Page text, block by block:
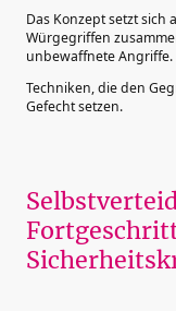
Das Konzept setzt sich
Würgegriffen
unbewaffnete Angriffe.
Techniken, die den
Gefecht setzen.